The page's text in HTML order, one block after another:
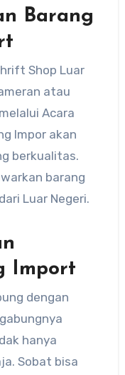
Barang
Shop Luar
atau
Acara
Impor akan
berkualitas.
barang
Luar Negeri.
Import
dengan
hanya
Sobat bisa